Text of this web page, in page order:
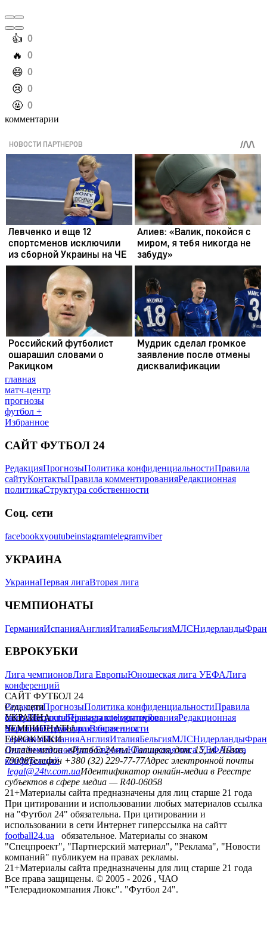
️👍 0
️🔥 0
️😄 0
️😢 0
️🤬 0
комментарии
главная
матч-центр
прогнозы
футбол +
Избранное
САЙТ ФУТБОЛ 24
РедакцияПрогнозыПолитика конфиденциальностиПравила
сайтуКонтактыПравила комментированияРедакционная
политикаСтруктура собственности
Соц. сети
facebookxyoutubeinstagramtelegramviber
УКРАИНА
УкраинаПервая лигаВторая лига
ЧЕМПИОНАТЫ
ГерманияИспанияАнглияИталияБельгияМЛСНидерланды
ЕВРОКУБКИ
Лига чемпионовЛига ЕвропыЮношеская лига УЕФАЛига
конференций
САЙТ ФУТБОЛ 24
РедакцияПрогнозыПолитика конфиденциальностиПравила
сайтуКонтактыПравила комментированияРедакционная
политикаСтруктура собственности
Соц. сети
facebookxyoutubeinstagramtelegramviber
УКРАИНА
УкраинаПервая лигаВторая лига
ЧЕМПИОНАТЫ
ГерманияИспанияАнглияИталияБельгияМЛСНидерланды
ЕВРОКУБКИ
Лига чемпионовЛига ЕвропыЮношеская лига УЕФАЛига
конференций
Онлайн-медиа «Футбол 24»пл. Галицкая, дом. 15, м. Львов,
79008Телефон +380 (32) 229-77-77Адрес электронной почты
legal@24tv.com.uaИдентификатор онлайн-медиа в Реестре
субъектов в сфере медиа — R40-06058
21+Материалы сайта предназначены для лиц старше 21 года
При цитировании и использовании любых материалов ссылка
на "Футбол 24" обязательна. При цитировании и
использовании в сети Интернет гиперссылка на сайтт
football24.ua
обязательное. Материалы со знаком
"Спецпроект", "Партнерский материал", "Реклама", "Новости
компаний" публикуем на правах рекламы.
21+Материалы сайта предназначены для лиц старше 21 года
Все права защищены. © 2005 - 2026 , ЧАО
"Телерадиокомпания Люкс". "Футбол 24".